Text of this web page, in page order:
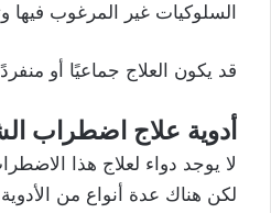
السلوكيات غير المرغوب فيها
قد يكون العلاج جماعيًا أو
أدوية علاج اضطراب
لا يوجد دواء لعلاج هذا
لكن هناك عدة أنواع من